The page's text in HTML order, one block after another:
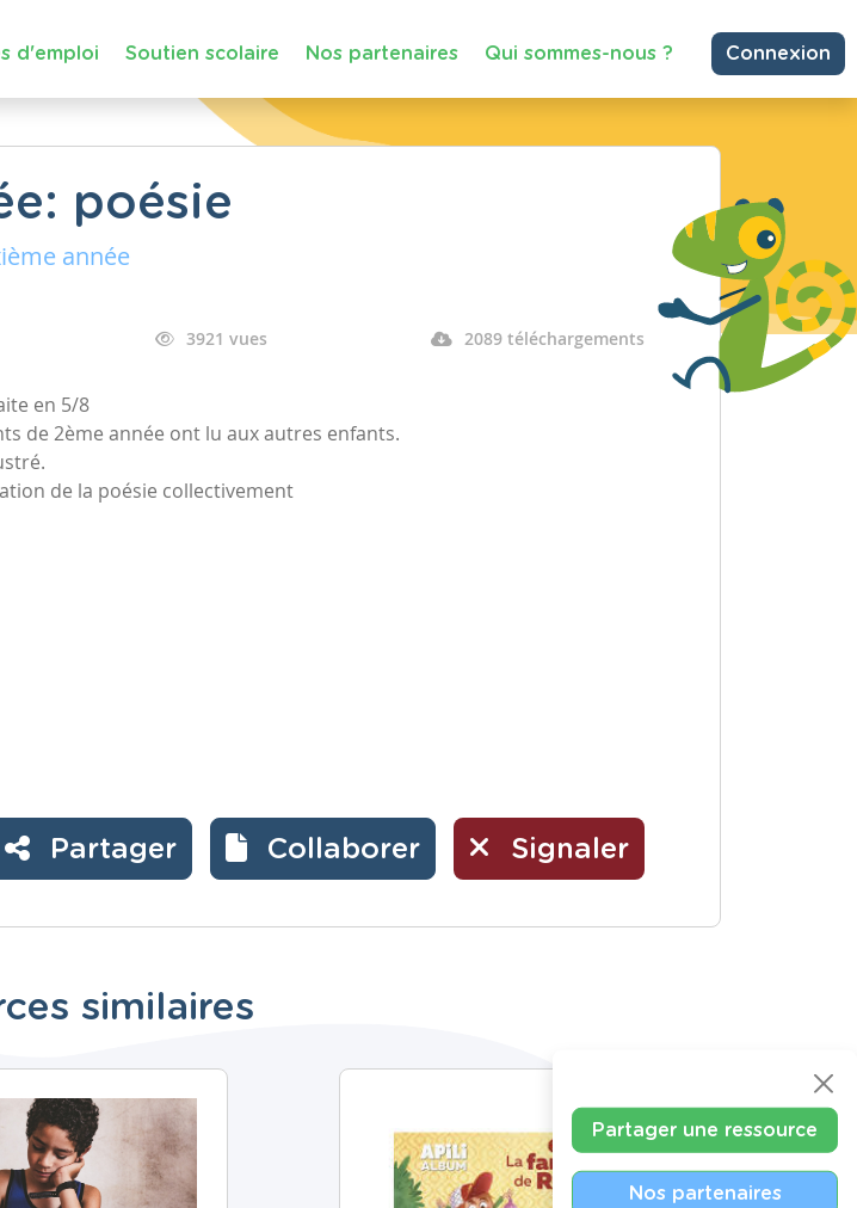
d'emploi Soutien scolaire Nos partenaires Qui sommes-nous ? Connexion
poésie
année
3921 vues 2089 téléchargements
en 5/8
de 2ème année ont lu aux autres enfants.
de la poésie collectivement
Partager Collaborer Signaler
similaires
Partager une ressource
Nos partenaires